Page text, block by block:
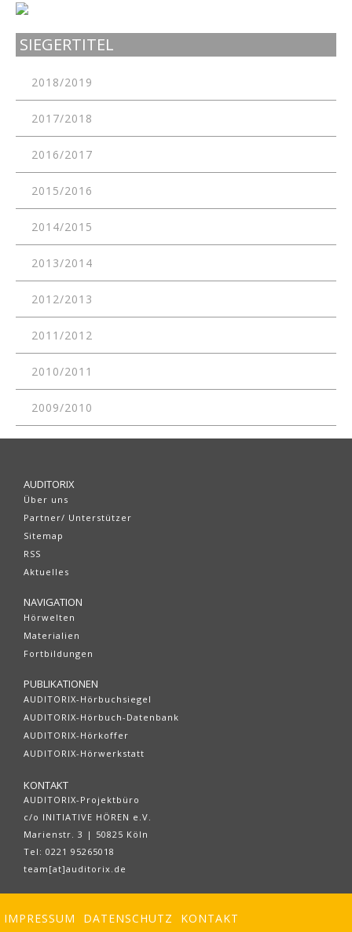
SIEGERTITEL
2018/2019
2017/2018
2016/2017
2015/2016
2014/2015
2013/2014
2012/2013
2011/2012
2010/2011
2009/2010
AUDITORIX
Über uns
Partner/ Unterstützer
Sitemap
RSS
Aktuelles
NAVIGATION
Hörwelten
Materialien
Fortbildungen
PUBLIKATIONEN
AUDITORIX-Hörbuchsiegel
AUDITORIX-Hörbuch-Datenbank
AUDITORIX-Hörkoffer
AUDITORIX-Hörwerkstatt
KONTAKT
AUDITORIX-Projektbüro
c/o INITIATIVE HÖREN e.V.
Marienstr. 3 | 50825 Köln
Tel: 0221 95265018
team[at]auditorix.de
IMPRESSUM DATENSCHUTZ KONTAKT